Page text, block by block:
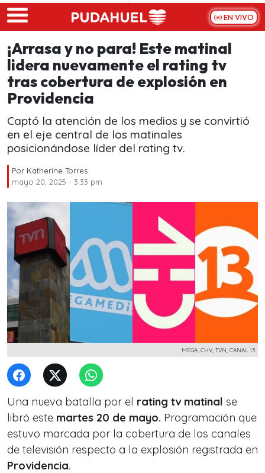
Skip to main content
EN VIVO
¡Arrasa y no para! Este matinal
lidera nuevamente el rating tv
tras cobertura de explosión en
Providencia
Captó la atención de los medios y se convirtió
en el eje central de los matinales
posicionándose líder del rating tv.
Por Katherine Torres
mayo 20, 2025 - 3:33 pm
MEGA, CHV, TVN, CANAL 13
Una nueva batalla por el rating tv matinal se
libró este martes 20 de mayo. Programación que
estuvo marcada por la cobertura de los canales
de televisión respecto a la explosión registrada en
Providencia.